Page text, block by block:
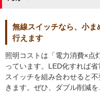
無線スイッチなら、小ま
行えます
照明コストは「電力消費×点
っています。LED化すれば
スイッチを組み合わせると
きます。ぜひ、ダブル削減を